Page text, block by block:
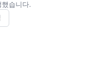
습니다.